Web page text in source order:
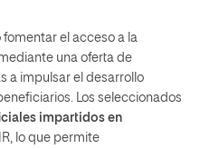
el acceso a la
una oferta de
a impulsar el desarrollo
Los seleccionados
impartidos en
lo que permite